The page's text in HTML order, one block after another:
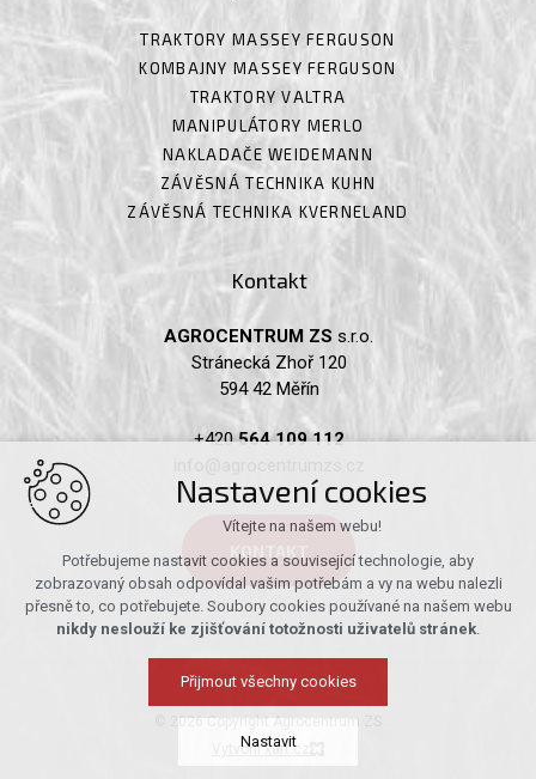
TRAKTORY MASSEY FERGUSON
KOMBAJNY MASSEY FERGUSON
TRAKTORY VALTRA
MANIPULÁTORY MERLO
NAKLADAČE WEIDEMANN
ZÁVĚSNÁ TECHNIKA KUHN
ZÁVĚSNÁ TECHNIKA KVERNELAND
Kontakt
AGROCENTRUM ZS s.r.o.
Stránecká Zhoř 120
594 42 Měřín
+420564 109 112
KONTAKT
© 2026 Copyright Agrocentrum ZS
Vytvořil xart.cz
Nastavení cookies
Vítejte na našem webu!
Potřebujeme nastavit cookies a související technologie, aby
zobrazovaný obsah odpovídal vašim potřebám a vy na webu nalezli
přesně to, co potřebujete. Soubory cookies používané na našem webu
nikdy neslouží ke zjišťování totožnosti uživatelů stránek.
Přijmout všechny cookies
Nastavit